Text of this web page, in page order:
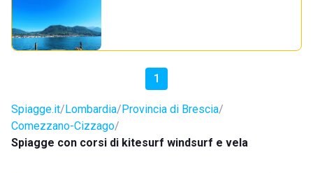
1
Spiagge.it Lombardia Provincia di Brescia
Comezzano-Cizzago
Spiagge con corsi di kitesurf windsurf e vela